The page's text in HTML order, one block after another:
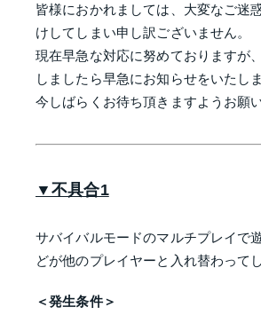
皆様におかれましては、大変なご迷
けしてしまい申し訳ございません。
現在早急な対応に努めておりますが
しましたら早急にお知らせをいたし
今しばらくお待ち頂きますようお願
▼不具合1
サバイバルモードのマルチプレイで
どが他のプレイヤーと入れ替わって
＜発生条件＞